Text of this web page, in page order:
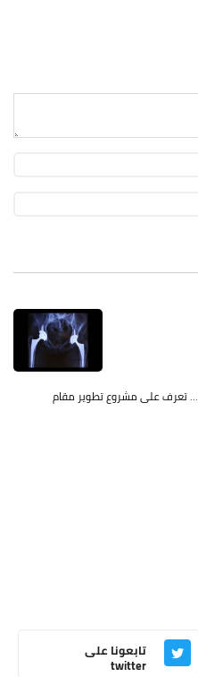
من 300 الى 3000... تعرف على مشروع تطوير مقام
تابعونا على
twitter